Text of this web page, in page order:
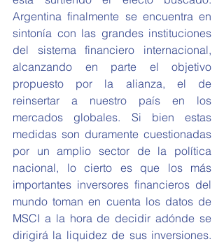
Argentina finalmente se encuentra en
sintonía con las grandes instituciones
del sistema financiero internacional,
alcanzando en parte el objetivo
propuesto por la alianza, el de
reinsertar a nuestro país en los
mercados globales. Si bien estas
medidas son duramente cuestionadas
por un amplio sector de la política
nacional, lo cierto es que los más
importantes inversores financieros del
mundo toman en cuenta los datos de
MSCI a la hora de decidir adónde se
dirigirá la liquidez de sus inversiones.